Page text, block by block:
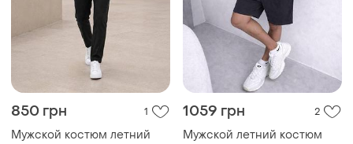
850 грн 1
Мужской костюм летний
1059 грн 2
Мужской летний костюм